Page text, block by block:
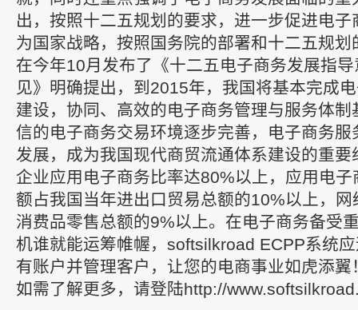
出，按照十二五规划的要求，进一步促进电
为国家战略，按照国务院的部署和十二五规
在今年10月发布了《十二五电子商务发展指
见》明确提出，到2015年，我国将基本完成
建设，协同、高效的电子商务管理与服务体
信的电子商务交易环境逐步完善，电子商务
发展，成为我国现代商贸流通体系建设的重
企业应用电子商务比率达80%以上，应用电
额占我国当年进出口贸易总额的10%以上，
消费品零售总额的9%以上。在电子商务备受
机谁就能运筹帷幄，softsilkroad ECPP系统
有账户并管理客户，让您的电商事业如虎添翼
如需了解更多，请登陆http://